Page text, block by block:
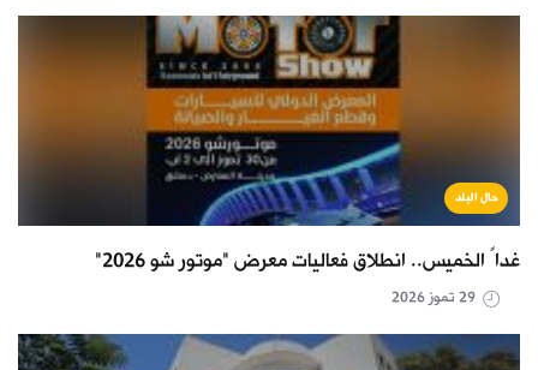
حال البلد
غداً الخميس.. انطلاق فعاليات معرض "موتور شو 2026"